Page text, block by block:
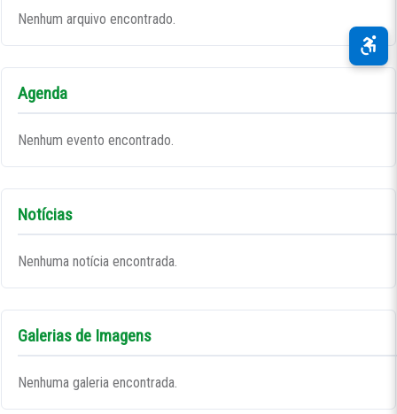
Nenhum arquivo encontrado.
Agenda
Nenhum evento encontrado.
Notícias
Nenhuma notícia encontrada.
Galerias de Imagens
Nenhuma galeria encontrada.